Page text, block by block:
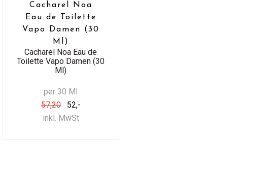
Cacharel Noa
Eau de Toilette
Vapo Damen (30
Ml)
Cacharel Noa Eau de
Toilette Vapo Damen (30
Ml)
per 30 Ml
57,20
52,-
inkl. MwSt